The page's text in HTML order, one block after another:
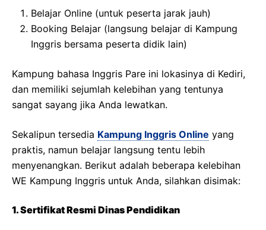
Belajar Online (untuk peserta jarak jauh)
Booking Belajar (langsung belajar di Kampung
Inggris bersama peserta didik lain)
Kampung bahasa Inggris Pare ini lokasinya di Kediri,
dan memiliki sejumlah kelebihan yang tentunya
sangat sayang jika Anda lewatkan.
Sekalipun tersedia Kampung Inggris Online yang
praktis, namun belajar langsung tentu lebih
menyenangkan. Berikut adalah beberapa kelebihan
WE Kampung Inggris untuk Anda, silahkan disimak:
1. Sertifikat Resmi Dinas Pendidikan